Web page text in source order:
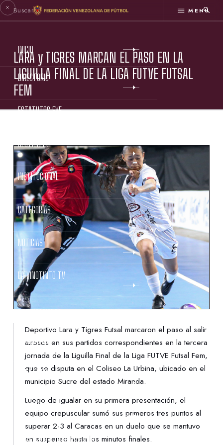
MENÚ
INICIO
DIRECTORIO
ESTATUTOS FVF
GESTIÓN FVF
INSTITUCIONAL
CATEGORÍAS
NOTICIAS
LA VINOTINTO TV
NOTIFICACIONES
NORMATIVAS
CONTACTO
DENUNCIAS
PROTECCIÓN DE LA INFANCIA
LARA y TIGRES MARCAN EL PASO EN LA
LIGUILLA FINAL DE LA LIGA FUTVE FUTSAL
FEM
Deportivo Lara y Tigres Futsal marcaron el paso al salir
airosos en sus partidos correspondientes en la tercera
jornada de la Liguilla Final de la Liga FUTVE Futsal Fem,
que se disputa en el Coliseo La Urbina, ubicado en el
municipio Sucre del estado Miranda.
Luego de igualar en su primera presentación, el
equipo crepuscular sumó sus primeros tres puntos al
superar 2-3 al Caracas en un duelo que se mantuvo
en suspenso hasta los minutos finales.